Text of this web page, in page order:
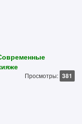
Просмотры: 381